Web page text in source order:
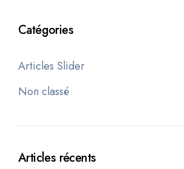
Catégories
Articles Slider
Non classé
Articles récents